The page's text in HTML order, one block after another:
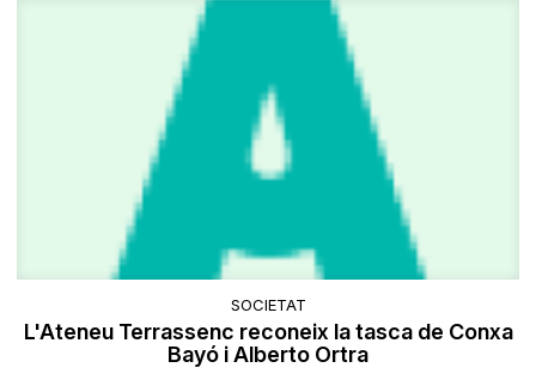
SOCIETAT
L'Ateneu Terrassenc reconeix la tasca de Conxa
Bayó i Alberto Ortra